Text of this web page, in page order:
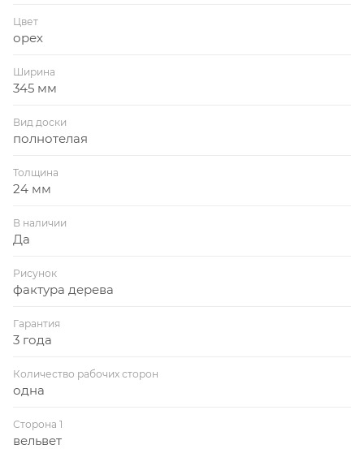
Цвет
орех
Ширина
345 мм
Вид доски
полнотелая
Толщина
24 мм
В наличии
Да
Рисунок
фактура дерева
Гарантия
3 года
Количество рабочих сторон
одна
Сторона 1
вельвет